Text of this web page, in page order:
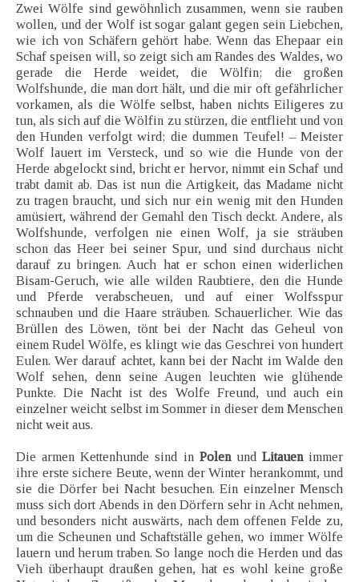
Zwei Wölfe sind gewöhnlich zusammen, wenn sie rauben
wollen, und der Wolf ist sogar galant gegen sein Liebchen,
wie ich von Schäfern gehört habe. Wenn das Ehepaar ein
Schaf speisen will, so zeigt sich am Randes des Waldes, wo
gerade die Herde weidet, die Wölfin; die großen
Wolfshunde, die man dort hält, und die mir oft gefährlicher
vorkamen, als die Wölfe selbst, haben nichts Eiligeres zu
tun, als sich auf die Wölfin zu stürzen, die entflieht und von
den Hunden verfolgt wird; die dummen Teufel! – Meister
Wolf lauert im Versteck, und so wie die Hunde von der
Herde abgelockt sind, bricht er hervor, nimmt ein Schaf und
trabt damit ab. Das ist nun die Artigkeit, das Madame nicht
zu tragen braucht, und sich nur ein wenig mit den Hunden
amüsiert, während der Gemahl den Tisch deckt. Andere, als
Wolfshunde, verfolgen nie einen Wolf, ja sie sträuben
schon das Heer bei seiner Spur, und sind durchaus nicht
darauf zu bringen. Auch hat er schon einen widerlichen
Bisam-Geruch, wie alle wilden Raubtiere, den die Hunde
und Pferde verabscheuen, und auf einer Wolfsspur
schnauben und die Haare sträuben. Schauerlicher. Wie das
Brüllen des Löwen, tönt bei der Nacht das Geheul von
einem Rudel Wölfe, es klingt wie das Geschrei von hundert
Eulen. Wer darauf achtet, kann bei der Nacht im Walde den
Wolf sehen, denn seine Augen leuchten wie glühende
Punkte. Die Nacht ist des Wolfe Freund, und auch ein
einzelner weicht selbst im Sommer in dieser dem Menschen
nicht weit aus.
Die armen Kettenhunde sind in Polenund Litauenimmer
ihre erste sichere Beute, wenn der Winter herankommt, und
sie die Dörfer bei Nacht besuchen. Ein einzelner Mensch
muss sich dort Abends in den Dörfern sehr in Acht nehmen,
und besonders nicht auswärts, nach dem offenen Felde zu,
um die Scheunen und Schaftställe gehen, wo immer Wölfe
lauern und herum traben. So lange noch die Herden und das
Vieh überhaupt draußen gehen, hat es wohl keine große